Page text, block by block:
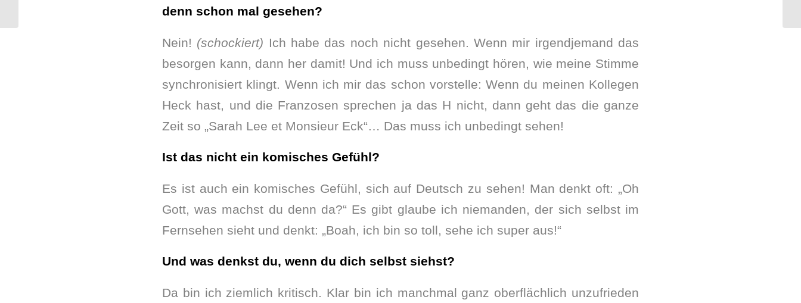
denn schon mal gesehen?
Nein! (schockiert) Ich habe das noch nicht gesehen. Wenn mir irgendjemand das
besorgen kann, dann her damit! Und ich muss unbedingt hören, wie meine Stimme
synchronisiert klingt. Wenn ich mir das schon vorstelle: Wenn du meinen Kollegen
Heck hast, und die Franzosen sprechen ja das H nicht, dann geht das die ganze
Zeit so „Sarah Lee et Monsieur Eck“… Das muss ich unbedingt sehen!
Ist das nicht ein komisches Gefühl?
Es ist auch ein komisches Gefühl, sich auf Deutsch zu sehen! Man denkt oft: „Oh
Gott, was machst du denn da?“ Es gibt glaube ich niemanden, der sich selbst im
Fernsehen sieht und denkt: „Boah, ich bin so toll, sehe ich super aus!“
Und was denkst du, wenn du dich selbst siehst?
Da bin ich ziemlich kritisch. Klar bin ich manchmal ganz oberflächlich unzufrieden